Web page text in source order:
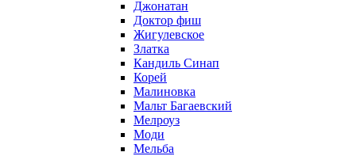
Джонатан
Доктор фиш
Жигулевское
Златка
Кандиль Синап
Корей
Малиновка
Мальт Багаевский
Мелроуз
Моди
Мельба